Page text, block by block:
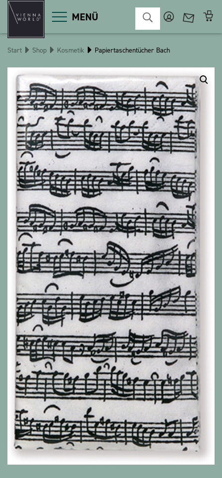
MENÜ
Produktgruppen
Deko
Diverses
Kosmetik
Küche
Macart
Magnete
Pins
POS
Schlüsselanhänger
Schreibwaren
Spiele / Kinder
Textilien
Weihnachten
bauxili
The Heart Bear
Stringlies
Alle Produkte anzeigen
Start Shop Kosmetik Papiertaschentücher Bach